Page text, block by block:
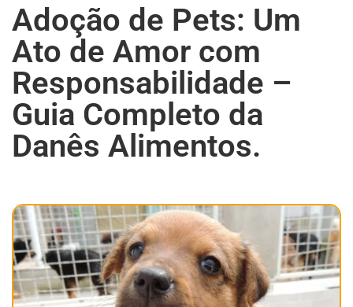
Adoção de Pets: Um
Ato de Amor com
Responsabilidade –
Guia Completo da
Danês Alimentos.